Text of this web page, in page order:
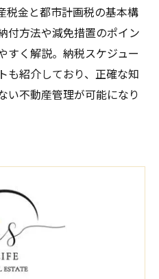
税金と都市計画税の基本構
付方法や減免措置のポイン
すく解説。納税スケジュー
も紹介しており、正確な知
い不動産管理が可能になり